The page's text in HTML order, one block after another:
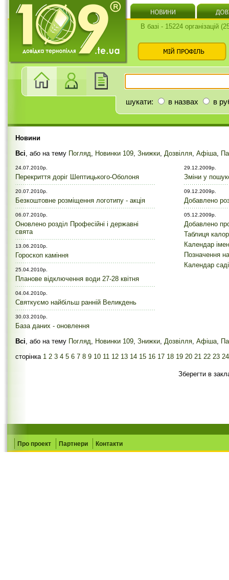
В базі - 15224 організацій
шукати: в назвах в
Новини
Всі, або на тему Погляд, Новинки 109, Знижки, Дозвілля, Афіша,
24.07.2010р.
Перекриття доріг Шептицького-Оболоня
20.07.2010р.
Безкоштовне розміщення логотипу - акція
06.07.2010р.
Оновлено розділ Професійні і державні
свята
13.06.2010р.
Гороскоп каміння
25.04.2010р.
Планове відключення води 27-28 квітня
04.04.2010р.
Святкуємо найбільш ранній Великдень
30.03.2010р.
База даних - оновлення
29.12.2009р.
Зміни у
09.12.2009р.
Добавлено
05.12.2009р.
Добавлено
Таблиця
Календар
Позначення
Календар
Всі, або на тему Погляд, Новинки 109, Знижки, Дозвілля, Афіша,
сторінка 1 2 3 4 5 6 7 8 9 10 11 12 13 14 15 16 17 18 19 20 21 22 23 24
Зберегти в
Про проект Партнери Контакти